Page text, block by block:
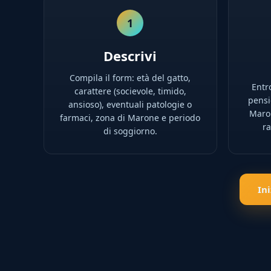
1
Descrivi
Compila il form: età del gatto,
carattere (socievole, timido,
ansioso), eventuali patologie o
farmaci, zona di Marone e periodo
di soggiorno.